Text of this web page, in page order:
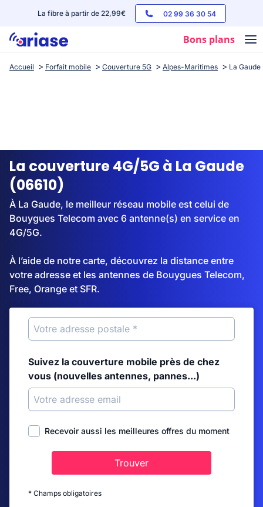
La fibre à partir de 22,99€ 02 99 36 30 54
Bons plans
Box internet
Streaming
Accueil Forfait mobile Couverture 5G Alpes-Maritimes La Gaude
La couverture 4G/5G à La Gaude
(06610)
À La Gaude, le meilleur réseau mobile est celui de
Bouygues Telecom avec 6 antenne(s) en service en
4G/5G.
À l’aide de notre carte, découvrez la distance entre
votre adresse et les antennes de Bouygues Telecom,
Free, Orange et SFR.
Suivez la couverture mobile près de chez
vous (nouvelles antennes, pannes...)
Recevoir aussi les meilleures offres du moment
Trouver
* Champs obligatoires